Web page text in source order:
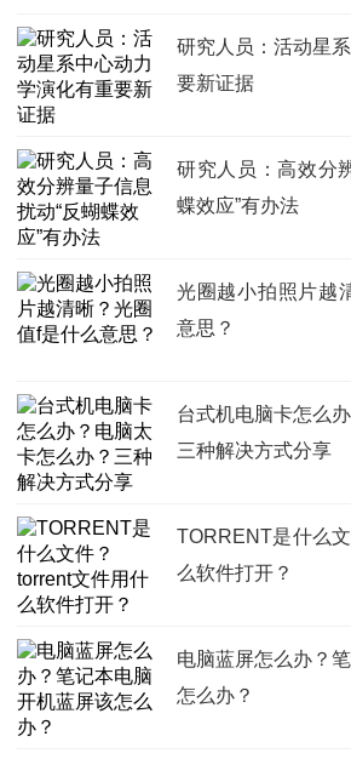
研究人员：活动星
要新证据
研究人员：高效分
蝶效应”有办法
光圈越小拍照片越
意思？
台式机电脑卡怎么
三种解决方式分享
TORRENT是什么
么软件打开？
电脑蓝屏怎么办？
怎么办？